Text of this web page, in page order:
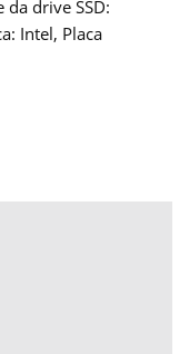
da drive SSD:
Intel, Placa